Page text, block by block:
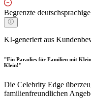
Begrenzte
KI-generiert aus
"Ein Paradies für Familien mit
Klein!"
Die Celebrity Edge
familienfreundlichen